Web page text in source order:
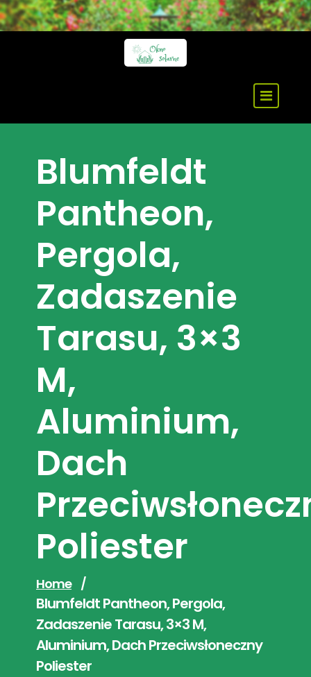
Skip
to
Blumfeldt
Pantheon,
Pergola,
Zadaszenie
Tarasu, 3×3
M,
Aluminium,
Dach
Poliester
Home /
Blumfeldt Pantheon, Pergola,
Zadaszenie Tarasu, 3×3 M,
Aluminium, Dach Przeciwsłoneczny
Poliester